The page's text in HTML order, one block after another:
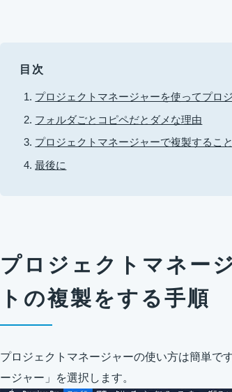
目次
プロジェクトマネージャーを使ってプロ
フォルダごとコピペだとダメな理由
プロジェクトマネージャーで複製するこ
最後に
プロジェクトマネー
トの複製をする手順
プロジェクトマネージャーの使い方は簡単で
ージャー」を選択します。